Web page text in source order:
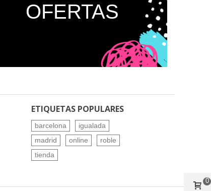
OFERTAS
ETIQUETAS POPULARES
barcelona
igualada
madrid
online
roble
tienda
0